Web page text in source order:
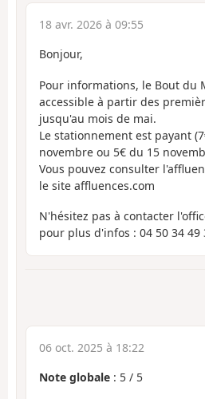
18 avr. 2026 à 09:55
Bonjour,
Pour informations, le Bout du
accessible à partir des
jusqu'au mois de mai.
Le stationnement est payant
novembre ou 5€ du 15
Vous pouvez consulter
le site affluences.com
N'hésitez pas à contacter
pour plus d'infos : 04 50 34 49
06 oct. 2025 à 18:22
Note globale : 5 / 5